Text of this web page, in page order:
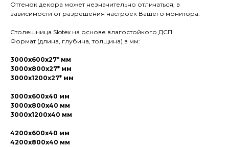
Оттенок декора может незначительно отличаться, в
зависимости от разрешения настроек Вашего монитора.
Столешница Slotex на основе влагостойкого ДСП.
Формат (длина, глубина, толщина) в мм:
3000х600х27* мм
3000х800х27* мм
3000х1200х27* мм
3000х600х40 мм
3000х800х40 мм
3000х1200х40 мм
4200х600х40 мм
4200х800х40 мм